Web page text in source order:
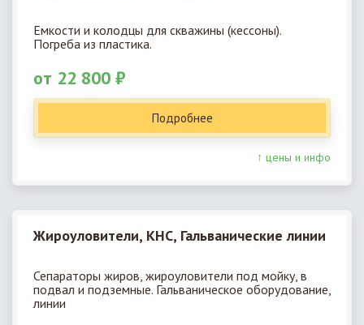
Емкости и колодцы для скважины (кессоны).
Погреба из пластика.
от 22 800 ₽
Подробнее
↑ цены и инфо
Жироуловители, КНС, Гальванические линии
Сепараторы жиров, жироуловители под мойку, в
подвал и подземные. Гальваническое оборудование,
линии